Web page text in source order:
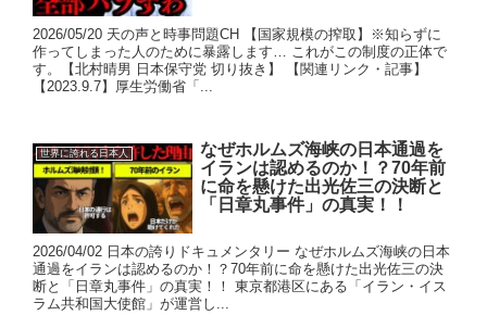
2026/05/20 天の声と時事問題CH 【国家規模の搾取】※知らずに
作ってしまった人のために暴露します… これがこの制度の正体で
す。【北村晴男 日本保守党 切り抜き】 【関連リンク・記事】
【2023.9.7】厚生労働省「...
世界に誇れる日本人
なぜホルムズ海峡の日本通過を
イランは認めるのか！？70年前
に命を懸けた出光佐三の決断と
「日章丸事件」の真実！！
2026/04/02 日本の誇りドキュメンタリー なぜホルムズ海峡の日本
通過をイランは認めるのか！？70年前に命を懸けた出光佐三の決
断と「日章丸事件」の真実！！ 東京都港区にある「イラン・イス
ラム共和国大使館」が運営し...